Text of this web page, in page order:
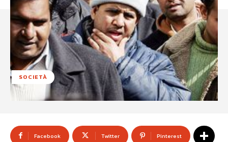
SOCIETÀ
Facebook Twitter Pinterest